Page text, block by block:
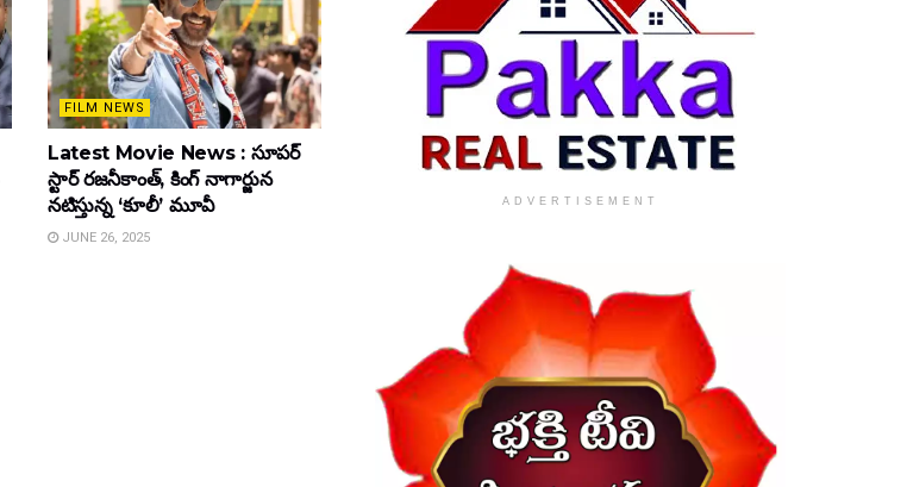
FILM NEWS
Latest Movie News : సూపర్
స్టార్ రజనీకాంత్, కింగ్ నాగార్జున
నటిస్తున్న ‘కూలీ’ మూవీ
JUNE 26, 2025
ADVERTISEMENT